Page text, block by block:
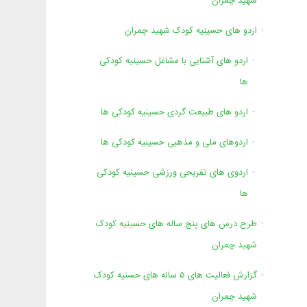
اردو های حسینیه کودک شهید چمران
اردو های آشنایی با مشاغل حسینیه کودکی
ها
اردو های طبیعت گردی حسینیه کودکی ها
اردوهای ملی و مذهبی حسینیه کودکی ها
اردوی های تفریحی ورزشی حسینیه کودکی
ها
طرح درس های پنج ساله های حسینیه کودک
شهید چمران
گزارش فعالیت های ۵ ساله های حسنیه کودک
شهید چمران